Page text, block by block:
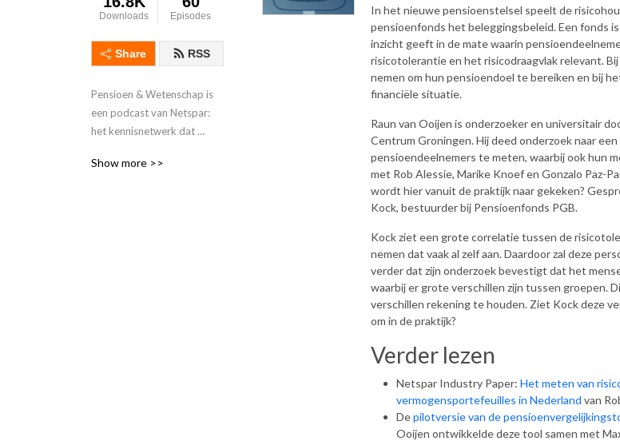
Downloads Episodes
Share RSS
Pensioen & Wetenschap is
een podcast van Netspar:
het kennisnetwerk dat
verzekeringssector met
Show more >>
In het nieuwe pensioenstelsel speelt de
pensioenfonds het beleggingsbeleid. Een fonds
inzicht geeft in de mate waarin
risicotolerantie en het risicodraagvlak relevant.
nemen om hun pensioendoel te bereiken en bij
financiële situatie.
Raun van Ooijen is onderzoeker en universitair
Centrum Groningen. Hij deed onderzoek naar
pensioendeelnemers te meten, waarbij ook hun
met Rob Alessie, Marike Knoef en Gonzalo Paz-
wordt hier vanuit de praktijk naar gekeken?
Kock, bestuurder bij Pensioenfonds PGB.
Kock ziet een grote correlatie tussen de
nemen dat vaak al zelf aan. Daardoor zal deze
verder dat zijn onderzoek bevestigt dat het
waarbij er grote verschillen zijn tussen groepen.
verschillen rekening te houden. Ziet Kock deze
om in de praktijk?
Verder lezen
Netspar Industry Paper: Het meten van
vermogensportefeuilles in Nederland van
Depilotversie van de
Ooijen ontwikkelde deze tool samen met